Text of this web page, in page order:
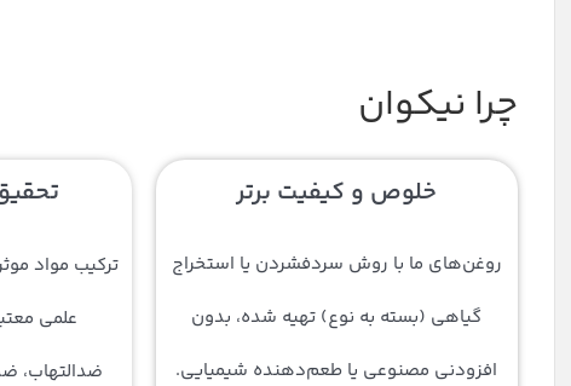
چرا نیکوان
خلوص و کیفیت برتر
روغن‌های ما با روش سرد‌فشردن یا استخراج
گیاهی (بسته به نوع) تهیه شده، بدون
افزودنی مصنوعی یا طعم‌دهنده شیمیایی.
ترکیب مواد
علمی
ضدالتهاب،